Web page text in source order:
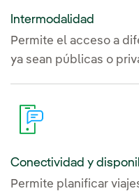
Intermodalidad
Permite el acceso a
ya sean públicas o
Conectividad y
Permite planificar